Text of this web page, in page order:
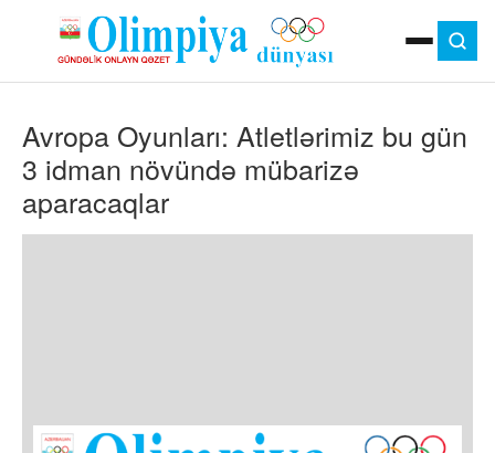
MOK
OLIMPIYA OYUNLARI
ÇAP VERSIYASI
TV
GÜNDƏM
Avropa Oyunları: Atletlərimiz bu gün
3 idman növündə mübarizə
aparacaqlar